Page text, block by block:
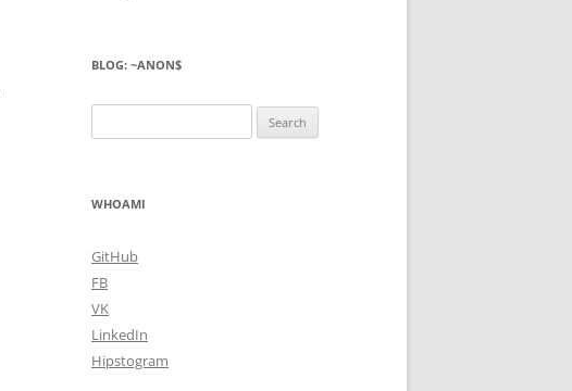
BLOG: ~ANON$
for:
WHOAMI
GitHub
FB
VK
LinkedIn
Hipstogram